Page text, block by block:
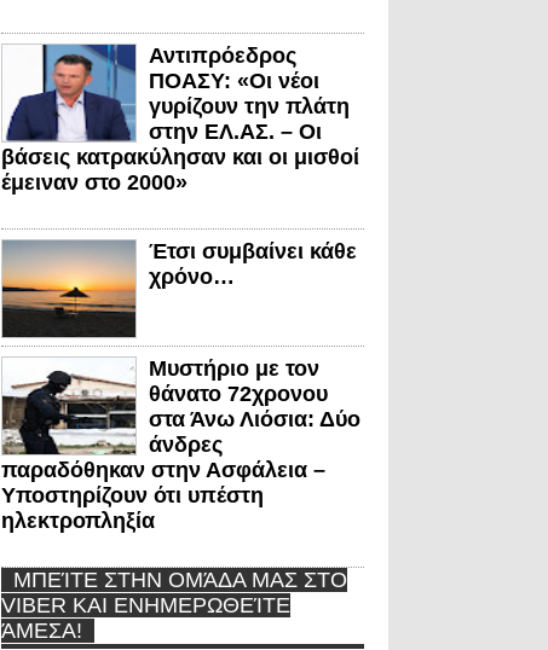
Αντιπρόεδρος
ΠΟΑΣΥ: «Οι νέοι
γυρίζουν την πλάτη
στην ΕΛ.ΑΣ. – Οι
βάσεις κατρακύλησαν και οι μισθοί
έμειναν στο 2000»
Έτσι συμβαίνει κάθε
χρόνο…
Μυστήριο με τον
θάνατο 72χρονου
στα Άνω Λιόσια: Δύο
άνδρες
παραδόθηκαν στην Ασφάλεια –
Υποστηρίζουν ότι υπέστη
ηλεκτροπληξία
ΜΠΕΊΤΕ ΣΤΗΝ ΟΜΆΔΑ ΜΑΣ ΣΤΟ
VIBER ΚΑΙ ΕΝΗΜΕΡΩΘΕΊΤΕ
ΆΜΕΣΑ!